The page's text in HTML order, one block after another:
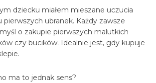
dziecku miałem mieszane uczucia
pierwszych ubranek. Każdy zawsze
o zakupie pierwszych malutkich
czy bucików. Idealnie jest, gdy kupuje
ma to jednak sens?